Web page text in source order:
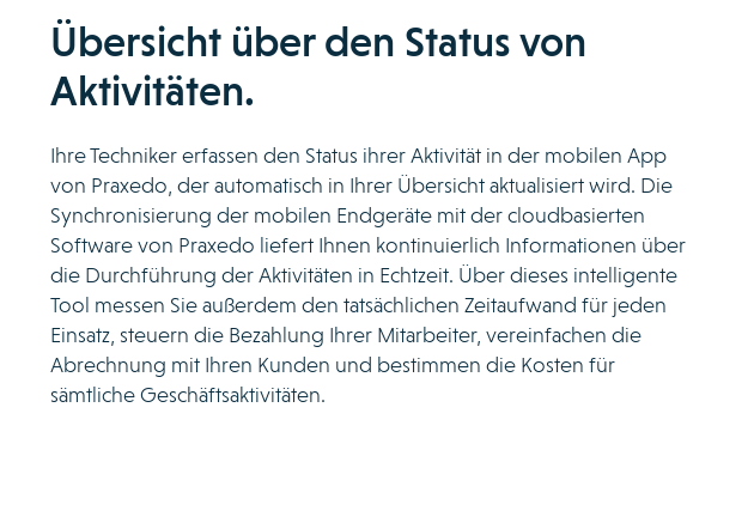
Übersicht über den Status von
Aktivitäten.
Ihre Techniker erfassen den Status ihrer Aktivität in der mobilen App
von Praxedo, der automatisch in Ihrer Übersicht aktualisiert wird. Die
Synchronisierung der mobilen Endgeräte mit der cloudbasierten
Software von Praxedo liefert Ihnen kontinuierlich Informationen über
die Durchführung der Aktivitäten in Echtzeit. Über dieses intelligente
Tool messen Sie außerdem den tatsächlichen Zeitaufwand für jeden
Einsatz, steuern die Bezahlung Ihrer Mitarbeiter, vereinfachen die
Abrechnung mit Ihren Kunden und bestimmen die Kosten für
sämtliche Geschäftsaktivitäten.